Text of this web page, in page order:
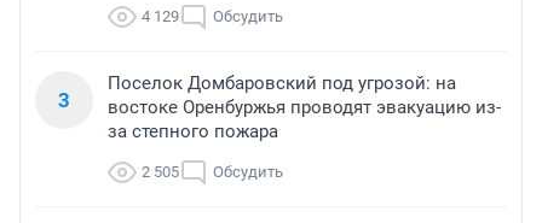
4 129 Обсудить
3
Поселок Домбаровский под угрозой: на
востоке Оренбуржья проводят эвакуацию из-
за степного пожара
2 505 Обсудить